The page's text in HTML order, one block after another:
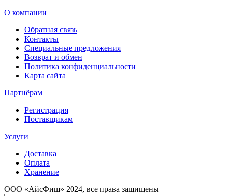
О компании
Обратная связь
Контакты
Специальные предложения
Возврат и обмен
Политика конфиденциальности
Карта сайта
Партнёрам
Регистрация
Поставщикам
Услуги
Доставка
Оплата
Хранение
ООО «AйсФиш» 2024, все права защищены